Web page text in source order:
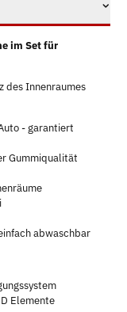
im Set für
des Innenraumes
- garantiert
Gummiqualität
abwaschbar
Elemente